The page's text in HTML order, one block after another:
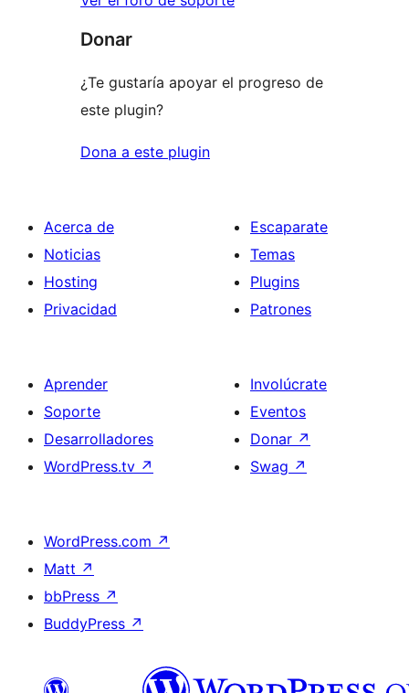
Donar
¿Te gustaría apoyar el progreso de
este plugin?
Dona a este plugin
Acerca de
Noticias
Hosting
Privacidad
Escaparate
Temas
Plugins
Patrones
Aprender
Soporte
Desarrolladores
WordPress.tv ↗
Involúcrate
Eventos
Donar ↗
Swag ↗
WordPress.com ↗
Matt ↗
bbPress ↗
BuddyPress ↗